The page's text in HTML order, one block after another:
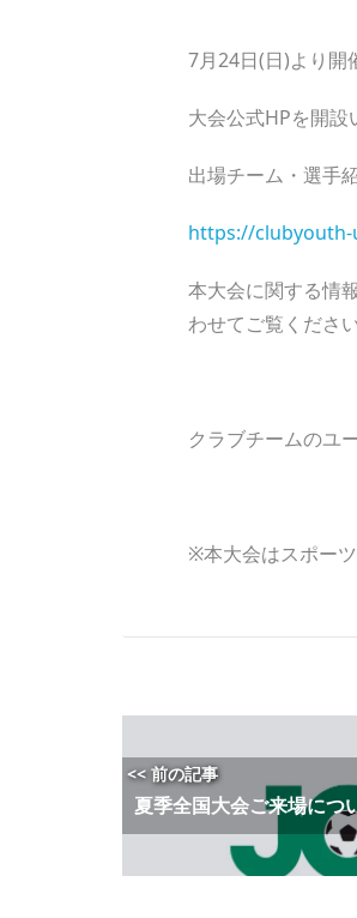
7月24日(日)より開
大会公式HPを開設
出場チーム・選手
https://clubyouth-
本大会に関する情
わせてご覧ください
クラブチームのユ
※本大会はスポー
<< 前の記事
夏季全国大会ご来場につ